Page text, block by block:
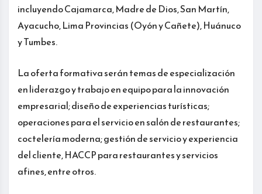
incluyendo Cajamarca, Madre de Dios, San Martín,
Ayacucho, Lima Provincias (Oyón y Cañete), Huánuco
y Tumbes.
La oferta formativa serán temas de especialización
en liderazgo y trabajo en equipo para la innovación
empresarial; diseño de experiencias turísticas;
operaciones para el servicio en salón de restaurantes;
coctelería moderna; gestión de servicio y experiencia
del cliente, HACCP para restaurantes y servicios
afines, entre otros.